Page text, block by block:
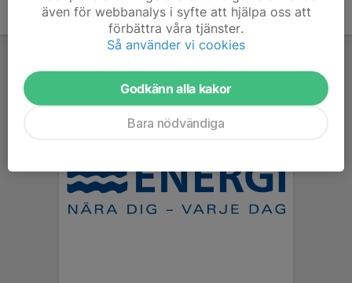
även för webbanalys i syfte att hjälpa oss att
förbättra våra tjänster.
Så använder vi cookies
Godkänn alla kakor
Bara nödvändiga